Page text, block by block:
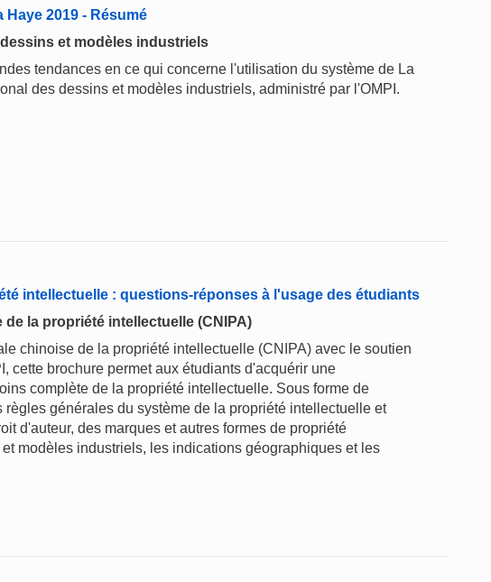
Haye 2019 - Résumé
et modèles industriels
tendances en ce qui concerne l'utilisation du système de La
des dessins et modèles industriels, administré par l'OMPI.
intellectuelle : questions-réponses à l'usage des étudiants
la propriété intellectuelle (CNIPA)
chinoise de la propriété intellectuelle (CNIPA) avec le soutien
cette brochure permet aux étudiants d'acquérir une
complète de la propriété intellectuelle. Sous forme de
générales du système de la propriété intellectuelle et
d'auteur, des marques et autres formes de propriété
modèles industriels, les indications géographiques et les